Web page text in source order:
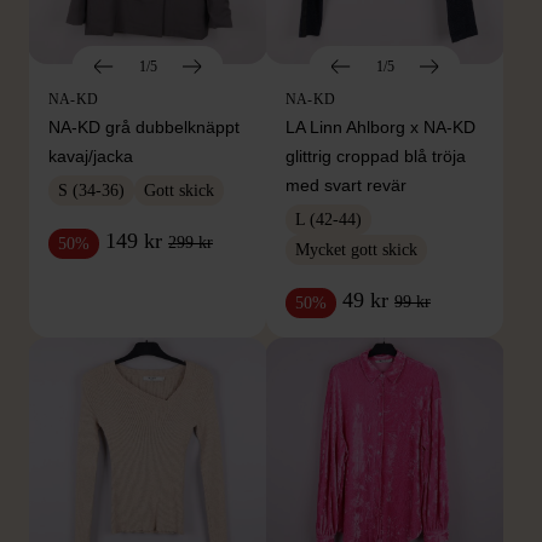
1/5
NA-KD
NA-KD grå dubbelknäppt
kavaj/jacka
S (34-36) Gott skick
50% 149 kr 299 kr
1/5
NA-KD
LA Linn Ahlborg x NA-KD
glittrig croppad blå tröja
med svart revär
L (42-44)
Mycket gott skick
50% 49 kr 99 kr